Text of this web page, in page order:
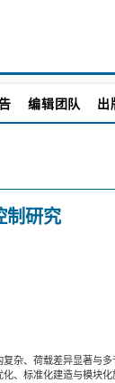
编辑团队 出
制研究
杂、荷载差异显著与
、标准化建造与模块